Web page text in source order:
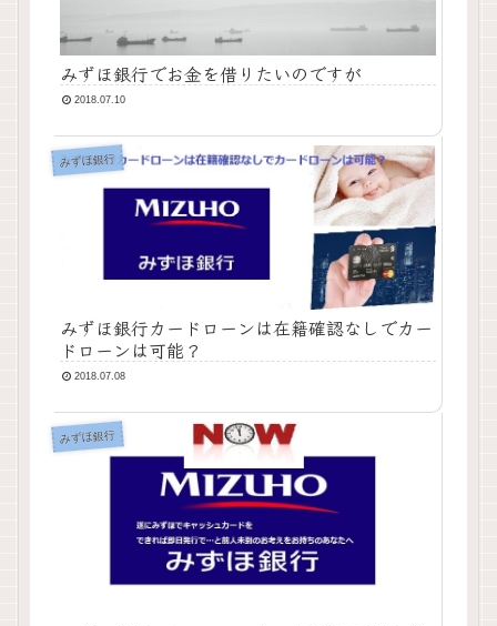
みずほ銀行でお金を借りたいのですが
2018.07.10
みずほ銀行
みずほ銀行カードローンは在籍確認なしでカー
ドローンは可能？
2018.07.08
みずほ銀行